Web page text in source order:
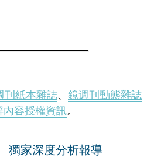
刊紙本雜誌、 鏡週刊動態雜誌
內容授權資訊。
獨家深度分析報導